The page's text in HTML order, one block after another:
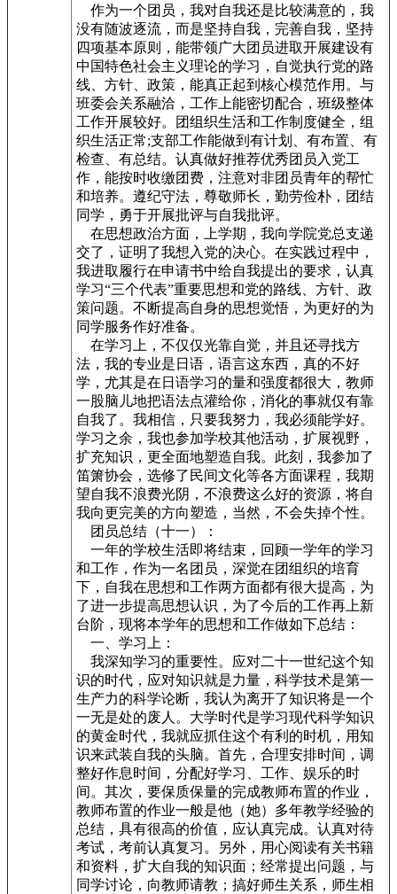
作为一个团员，我对自我还是比较满意的，我
没有随波逐流，而是坚持自我，完善自我，坚持
四项基本原则，能带领广大团员进取开展建设有
中国特色社会主义理论的学习，自觉执行党的路
线、方针、政策，能真正起到核心模范作用。与
班委会关系融洽，工作上能密切配合，班级整体
工作开展较好。团组织生活和工作制度健全，组
织生活正常;支部工作能做到有计划、有布置、有
检查、有总结。认真做好推荐优秀团员入党工
作，能按时收缴团费，注意对非团员青年的帮忙
和培养。遵纪守法，尊敬师长，勤劳俭朴，团结
同学，勇于开展批评与自我批评。
在思想政治方面，上学期，我向学院党总支递
交了，证明了我想入党的决心。在实践过程中，
我进取履行在申请书中给自我提出的要求，认真
学习“三个代表”重要思想和党的路线、方针、政
策问题。不断提高自身的思想觉悟，为更好的为
同学服务作好准备。
在学习上，不仅仅光靠自觉，并且还寻找方
法，我的专业是日语，语言这东西，真的不好
学，尤其是在日语学习的量和强度都很大，教师
一股脑儿地把语法点灌给你，消化的事就仅有靠
自我了。我相信，只要我努力，我必须能学好。
学习之余，我也参加学校其他活动，扩展视野，
扩充知识，更全面地塑造自我。此刻，我参加了
笛箫协会，选修了民间文化等各方面课程，我期
望自我不浪费光阴，不浪费这么好的资源，将自
我向更完美的方向塑造，当然，不会失掉个性。
团员总结（十一）：
一年的学校生活即将结束，回顾一学年的学习
和工作，作为一名团员，深觉在团组织的培育
下，自我在思想和工作两方面都有很大提高，为
了进一步提高思想认识，为了今后的工作再上新
台阶，现将本学年的思想和工作做如下总结：
一、学习上：
我深知学习的重要性。应对二十一世纪这个知
识的时代，应对知识就是力量，科学技术是第一
生产力的科学论断，我认为离开了知识将是一个
一无是处的废人。大学时代是学习现代科学知识
的黄金时代，我就应抓住这个有利的时机，用知
识来武装自我的头脑。首先，合理安排时间，调
整好作息时间，分配好学习、工作、娱乐的时
间。其次，要保质保量的完成教师布置的作业，
教师布置的作业一般是他（她）多年教学经验的
总结，具有很高的价值，应认真完成。认真对待
考试，考前认真复习。另外，用心阅读有关书籍
和资料，扩大自我的知识面；经常提出问题，与
同学讨论，向教师请教；搞好师生关系，师生相